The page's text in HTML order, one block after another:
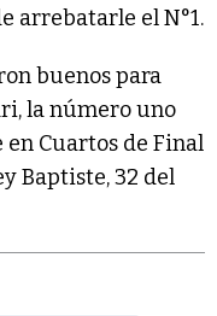
arrebatarle el N°1.
buenos para
la número uno
Cuartos de Final
Baptiste, 32 del